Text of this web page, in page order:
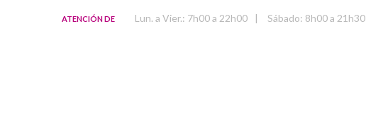
ATENCIÓN DE Lun. a Vier.: 7h00 a 22h00 | Sábado: 8h00 a 21h30